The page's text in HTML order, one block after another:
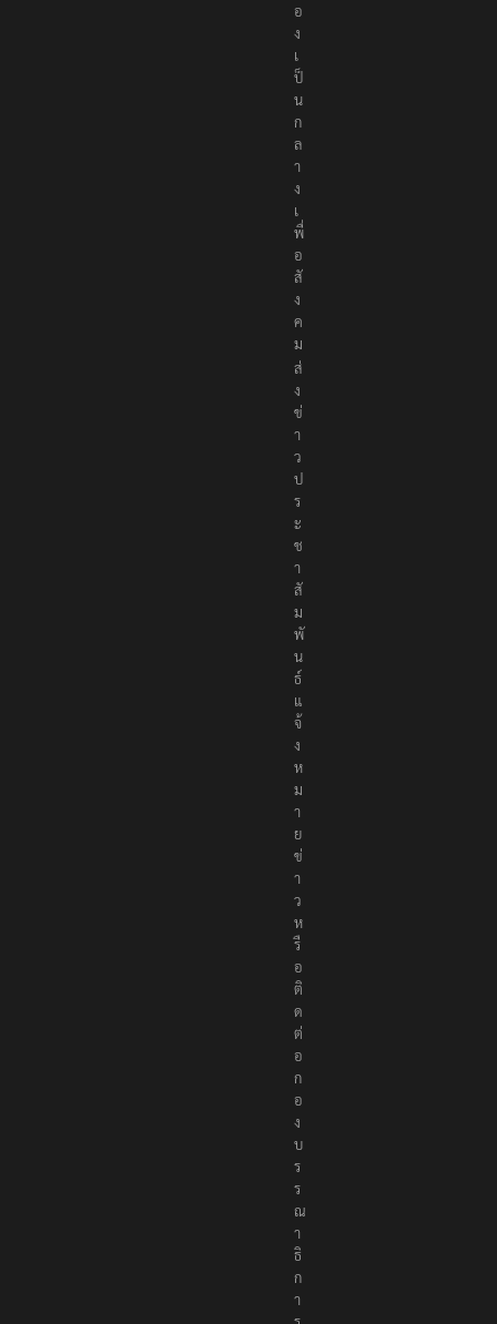
อ
ง
เ
ป็
น
ก
ล
า
ง
เ
พื่
อ
สั
ง
ค
ม
ส่
ง
ข่
า
ว
ป
ร
ะ
ช
า
สั
ม
พั
น
ธ์
แ
จ้
ง
ห
ม
า
ย
ข่
า
ว
ห
รื
อ
ติ
ด
ต่
อ
ก
อ
ง
บ
ร
ร
ณ
า
ธิ
ก
า